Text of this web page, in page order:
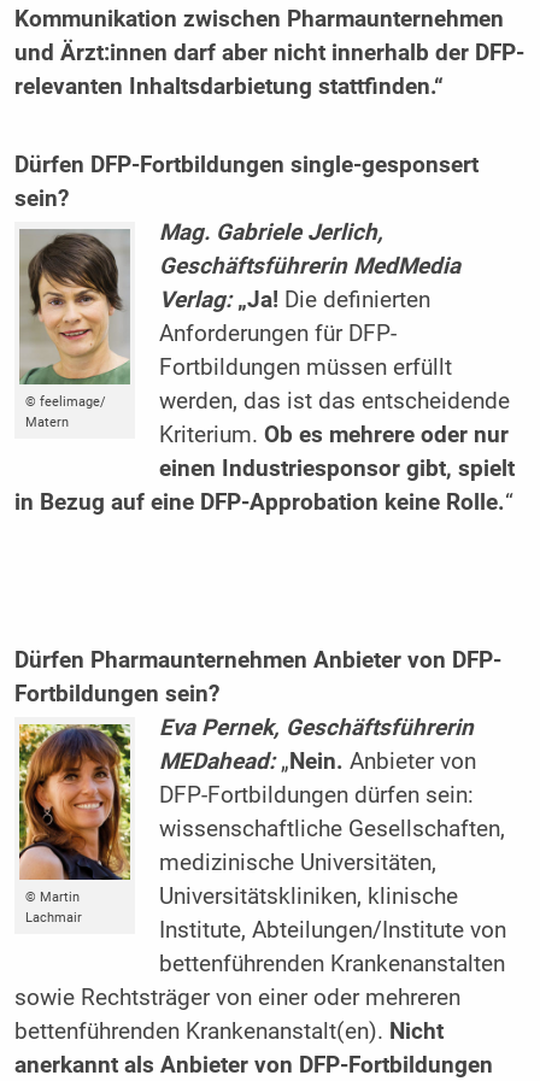
Kommunikation zwischen Pharmaunternehmen
und Ärzt:innen darf aber nicht innerhalb der DFP-
relevanten Inhaltsdarbietung stattfinden.“
Dürfen DFP-Fortbildungen single-gesponsert
sein?
© feelimage/
Matern
Mag. Gabriele Jerlich,
Geschäftsführerin MedMedia
Verlag: „Ja! Die definierten
Anforderungen für DFP-
Fortbildungen müssen erfüllt
werden, das ist das entscheidende
Kriterium. Ob es mehrere oder nur
einen Industriesponsor gibt, spielt
in Bezug auf eine DFP-Approbation keine Rolle.“
Dürfen Pharmaunternehmen Anbieter von DFP-
Fortbildungen sein?
© Martin
Lachmair
Eva Pernek, Geschäftsführerin
MEDahead:„Nein. Anbieter von
DFP-Fortbildungen dürfen sein:
wissenschaftliche Gesellschaften,
medizinische Universitäten,
Universitätskliniken, klinische
Institute, Abteilungen/Institute von
bettenführenden Krankenanstalten
sowie Rechtsträger von einer oder mehreren
bettenführenden Krankenanstalt(en). Nicht
anerkannt als Anbieter von DFP-Fortbildungen